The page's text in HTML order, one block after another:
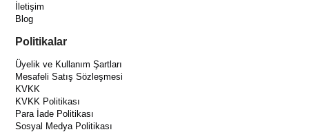
İletişim
Blog
Politikalar
Üyelik ve Kullanım Şartları
Mesafeli Satış Sözleşmesi
KVKK
KVKK Politikası
Para İade Politikası
Sosyal Medya Politikası